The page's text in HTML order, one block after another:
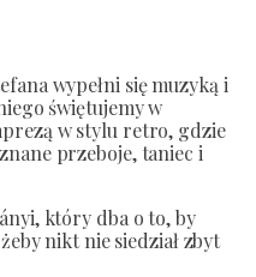
wypełni się muzyką i
świętujemy w
w stylu retro, gdzie
przeboje, taniec i
który dba o to, by
nikt nie siedział zbyt